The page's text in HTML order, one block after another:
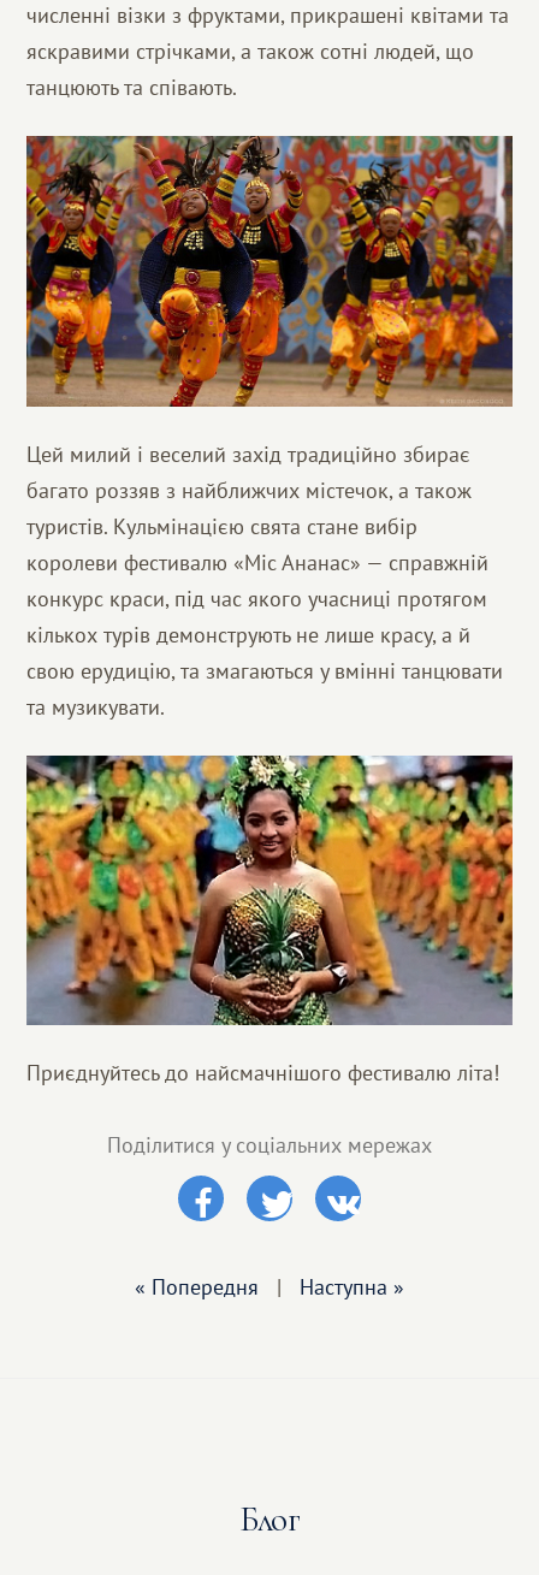
численні візки з фруктами, прикрашені квітами та
яскравими стрічками, а також сотні людей, що
танцюють та співають.
Цей милий і веселий захід традиційно збирає
багато роззяв з найближчих містечок, а також
туристів. Кульмінацією свята стане вибір
королеви фестивалю «Міс Ананас» — справжній
конкурс краси, під час якого учасниці протягом
кількох турів демонструють не лише красу, а й
свою ерудицію, та змагаються у вмінні танцювати
та музикувати.
Приєднуйтесь до найсмачнішого фестивалю літа!
Поділитися у соціальних мережах
« Попередня | Наступна »
Блог